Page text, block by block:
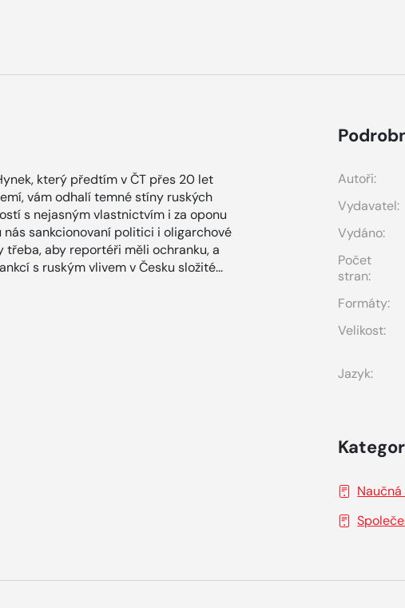
který předtím v ČT přes 20 let
vám odhalí temné stíny ruských
s nejasným vlastnictvím i za oponu
sankcionovaní politici i oligarchové
třeba, aby reportéři měli ochranku, a
s ruským vlivem v Česku složité...
Autoři:
Vydavatel:
Vydáno:
Počet
stran:
Formáty:
Velikost:
Jazyk: